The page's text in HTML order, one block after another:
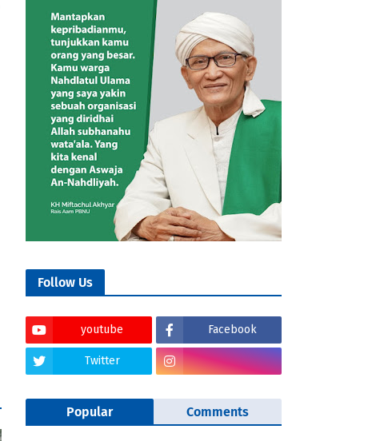
Follow Us
youtube Facebook
Twitter
Popular Comments